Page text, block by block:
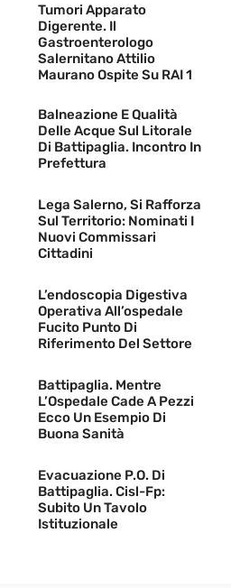
Tumori Apparato
Digerente. Il
Gastroenterologo
Salernitano Attilio
Maurano Ospite Su RAI 1
Balneazione E Qualità
Delle Acque Sul Litorale
Di Battipaglia. Incontro In
Prefettura
Lega Salerno, Si Rafforza
Sul Territorio: Nominati I
Nuovi Commissari
Cittadini
L’endoscopia Digestiva
Operativa All’ospedale
Fucito Punto Di
Riferimento Del Settore
Battipaglia. Mentre
L’Ospedale Cade A Pezzi
Ecco Un Esempio Di
Buona Sanità
Evacuazione P.O. Di
Battipaglia. Cisl-Fp:
Subito Un Tavolo
Istituzionale